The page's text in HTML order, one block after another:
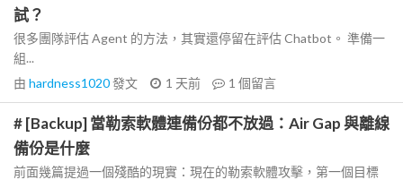
試？
很多團隊評估 Agent 的方法，其實還停留在評估 Chatbot。 準備一
組...
由 hardness1020發文 1 天前 1 個留言
# [Backup] 當勒索軟體連備份都不放過：Air Gap 與離線
備份是什麼
前面幾篇提過一個殘酷的現實：現在的勒索軟體攻擊，第一個目標